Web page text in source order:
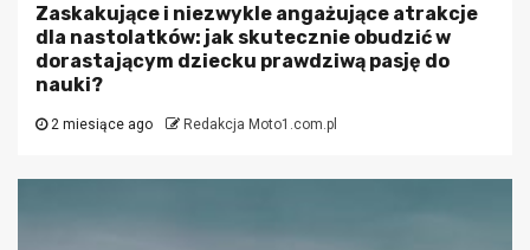
Zaskakujące i niezwykle angażujące atrakcje
dla nastolatków: jak skutecznie obudzić w
dorastającym dziecku prawdziwą pasję do
nauki?
2 miesiące ago Redakcja Moto1.com.pl